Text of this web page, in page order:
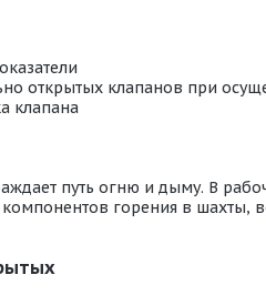
открытых клапанов при
клапана
путь огню и дыму. В
компонентов горения в